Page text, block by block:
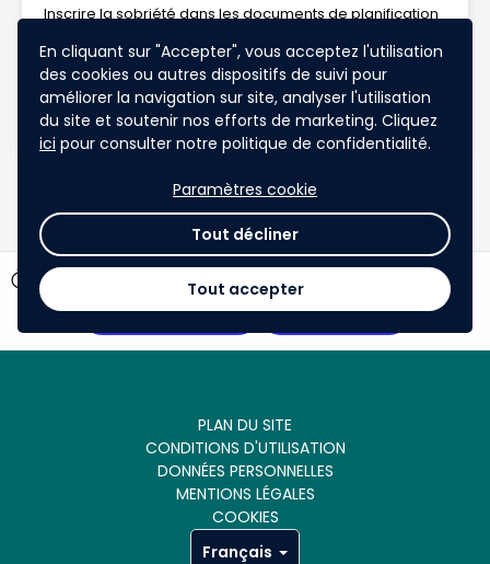
En cliquant sur "Accepter", vous acceptez l'utilisation
des cookies ou autres dispositifs de suivi pour
améliorer la navigation sur site, analyser l'utilisation
du site et soutenir nos efforts de marketing. Cliquez
ici pour consulter notre politique de confidentialité.
Paramètres cookie
Tout décliner
Tout accepter
Inscrire la sobriété dans les documents de planification
durablement les actions de sobriété de manière
transversale et concrète pour le territoire. Rejoignez
l'équipe pour y réfléchir.
chevron_left 1 2 chevron_right
timer
144 jours restants
Voir les votes
Participer
PLAN DU SITE
CONDITIONS D'UTILISATION
DONNÉES PERSONNELLES
MENTIONS LÉGALES
COOKIES
Français